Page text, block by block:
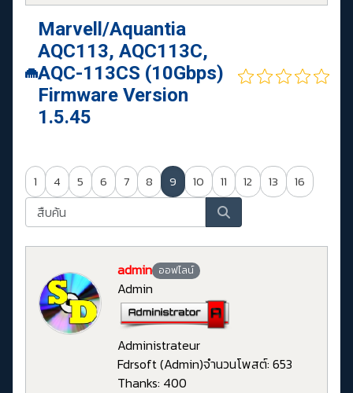
Marvell/Aquantia
AQC113, AQC113C,
AQC-113CS (10Gbps)
Firmware Version
1.5.45
1 4 5 6 7 8 9 10 11 12 13 16
admin ออฟไลน์
Admin
Administrateur
Fdrsoft (Admin)จำนวนโพสต์: 653
Thanks: 400